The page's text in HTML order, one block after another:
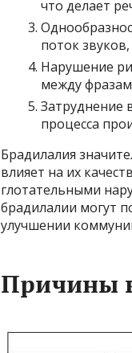
что делает
поток
Нарушение
между
Затруднение
процесса
Брадилалия
влияет на их
глотательными
брадилалии могут
улучшении
Причины